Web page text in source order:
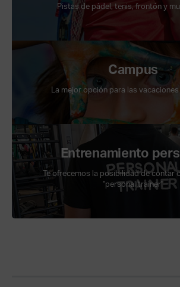
Pistas de pádel, tenis, frontón y
Campus
La mejor opción para las
Entrenamiento
Te ofrecemos la posibilidad de contar
"personal trainer"